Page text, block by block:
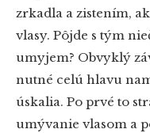
zrkadla a zistením,
vlasy. Pôjde s tým
umyjem? Obvyklý
nutné celú hlavu
úskalia. Po prvé to
umývanie vlasom a